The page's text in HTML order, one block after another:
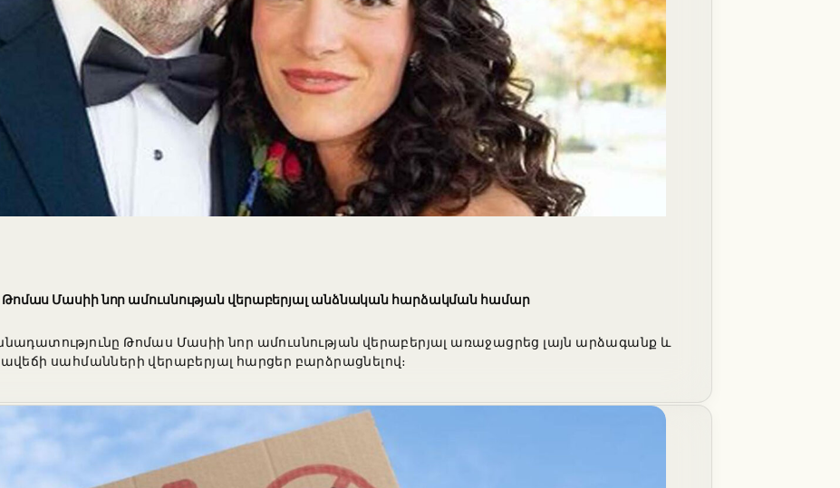
Մասիի նոր ամուսնության վերաբերյալ անձնական հարձակման համար
Թոմաս Մասիի նոր ամուսնության վերաբերյալ առաջացրեց լայն արձագանք և
սահմանների վերաբերյալ հարցեր բարձրացնելով։